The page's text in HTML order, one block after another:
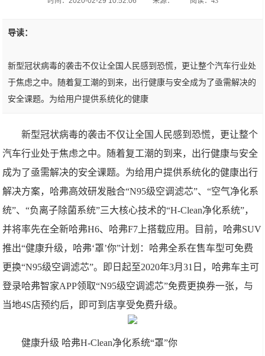
导读：
新型冠状病毒的袭击不仅让全国人民感到恐慌，更让整个汽车行业处
于焦虑之中。随着复工潮的到来，出行健康与安全成为了亟需解决的
安全课题。为给用户提供系统化的健康
新型冠状病毒的袭击不仅让全国人民感到恐慌，更让整个
汽车行业处于焦虑之中。随着复工潮的到来，出行健康与安全
成为了亟需解决的安全课题。为给用户提供系统化的健康出行
解决方案，哈弗高效研发融合“N95级空调滤芯”、“空气净化系
统”、“负离子除菌系统”三大核心技术的“H-Clean净化系统”，
并将率先在全新哈弗H6、哈弗F7上搭载应用。目前，哈弗SUV
推出“健康升级，哈弗‘罩’你”计划：哈弗全系在售车型可免费
更换“N95级空调滤芯”。即日起至2020年3月31日，哈弗车主可
登录哈弗智家APP领取“N95级空调滤芯”免费更换券一张，与
当地4S店预约后，即可到店享受免费升级。
健康升级 哈弗H-Clean净化系统“罩”你